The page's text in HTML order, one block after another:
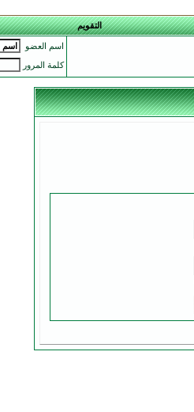
التقويم
اسم العضو
كلمة المرور